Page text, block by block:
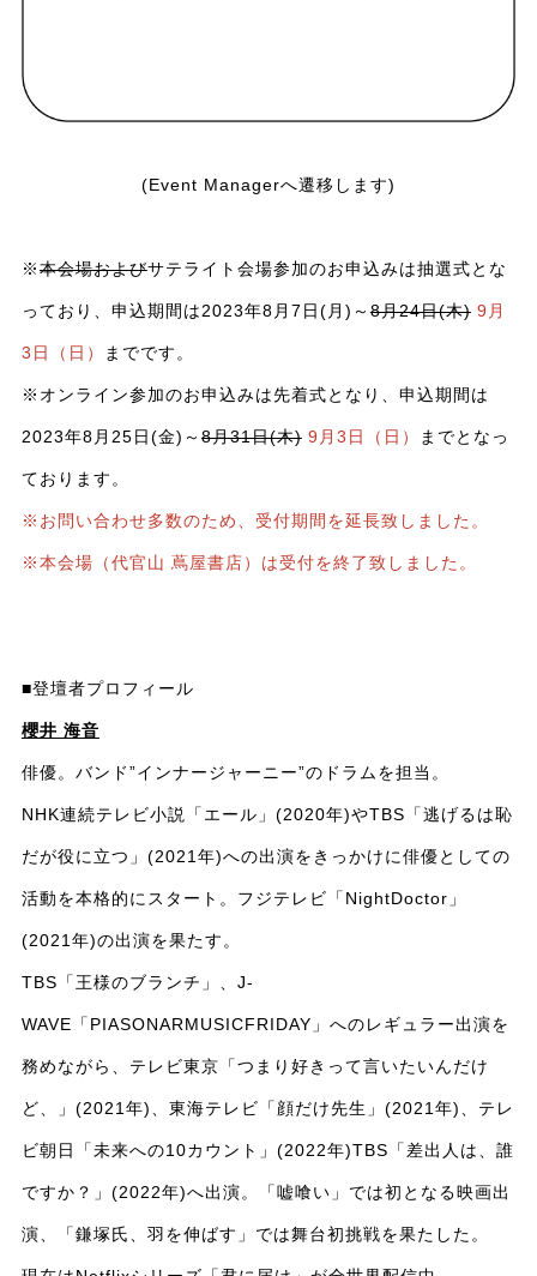
(Event Managerへ遷移します)
※本会場およびサテライト会場参加のお申込みは抽選式とな
っており、申込期間は2023年8月7日(月)～ 8月24日(木) 9月
3日（日） までです。
※オンライン参加のお申込みは先着式となり、申込期間は
2023年8月25日(金)～ 8月31日(木) 9月3日（日） までとなっ
ております。
※お問い合わせ多数のため、受付期間を延長致しました。
※本会場（代官山 蔦屋書店）は受付を終了致しました。
■登壇者プロフィール
櫻井 海音
俳優。バンド”インナージャーニー”のドラムを担当。
NHK連続テレビ小説「エール」(2020年)やTBS「逃げるは恥
だが役に立つ」(2021年)への出演をきっかけに俳優としての
活動を本格的にスタート。フジテレビ「NightDoctor」
(2021年)の出演を果たす。
TBS「王様のブランチ」、J-
WAVE「PIASONARMUSICFRIDAY」へのレギュラー出演を
務めながら、テレビ東京「つまり好きって言いたいんだけ
ど、」(2021年)、東海テレビ「顔だけ先生」(2021年)、テレ
ビ朝日「未来への10カウント」(2022年)TBS「差出人は、誰
ですか？」(2022年)へ出演。「嘘喰い」では初となる映画出
演、「鎌塚氏、羽を伸ばす」では舞台初挑戦を果たした。